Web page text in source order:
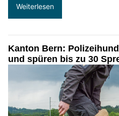
Weiterlesen
Kanton Bern:
und spüren bis zu 30